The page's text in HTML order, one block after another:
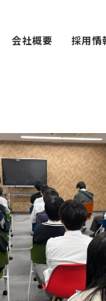
会社概要 採用情